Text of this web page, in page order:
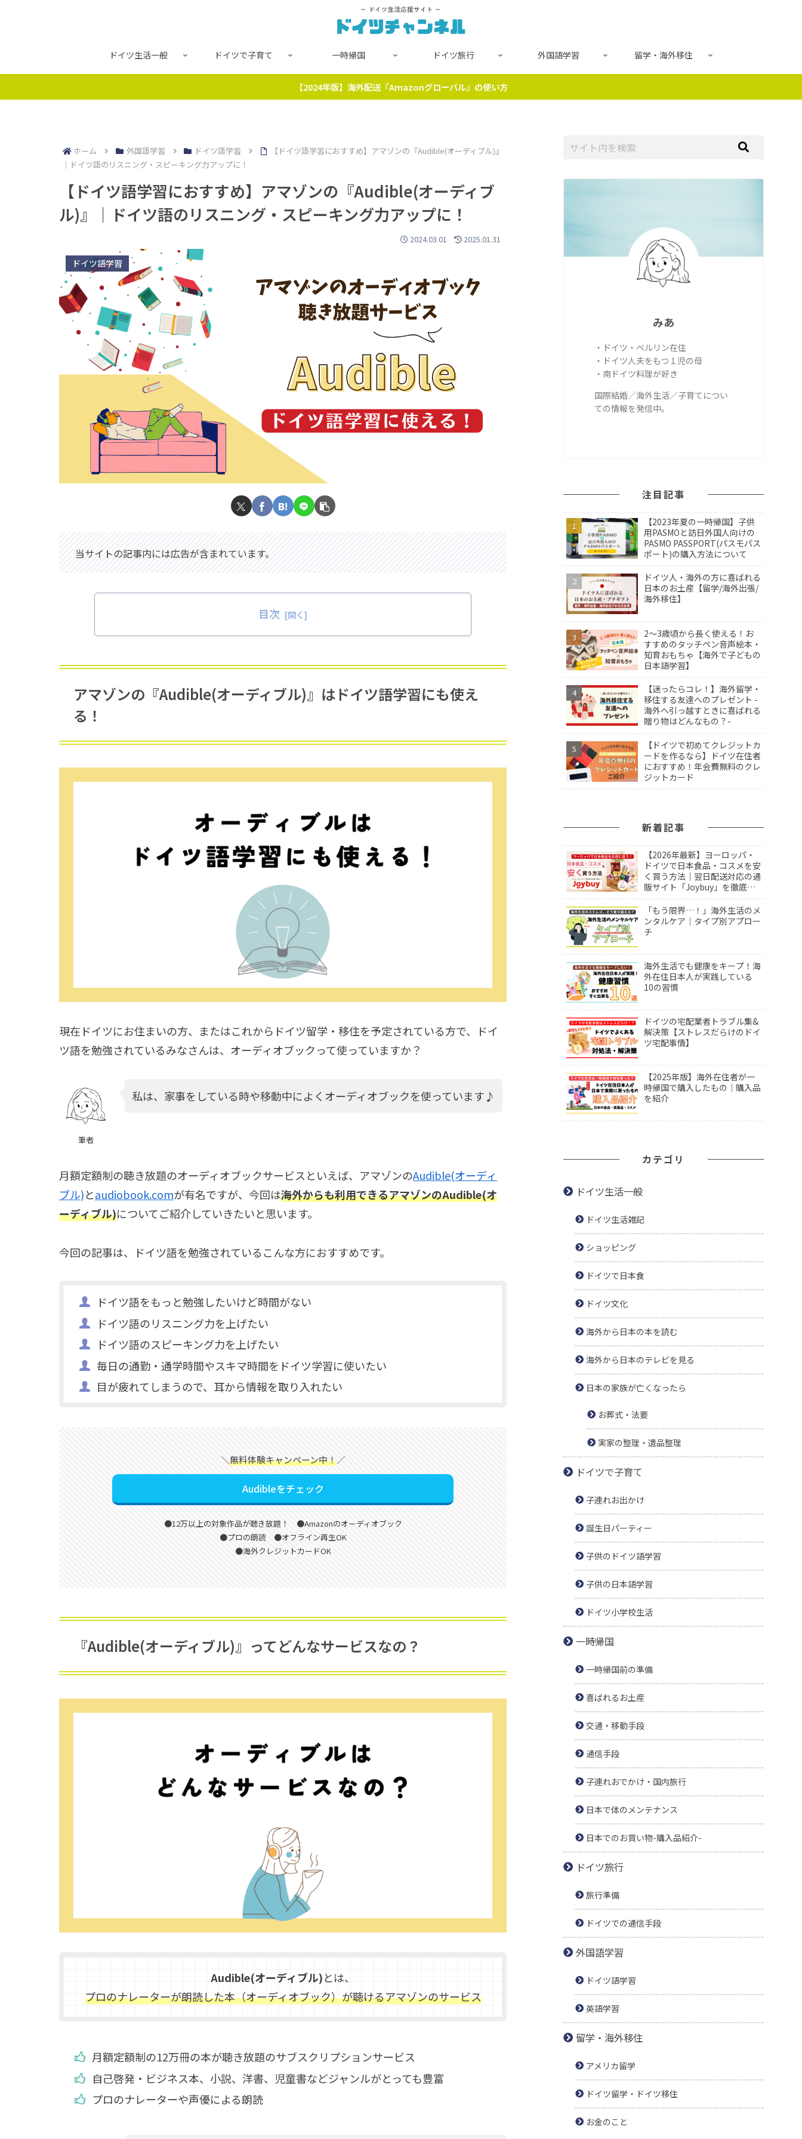
ドイツ生活一般 ドイツで子育て 一時帰国 ドイツ旅行 外国語学習 留学・海外移住
【2024年版】海外配送『Amazonグローバル』の使い方
ホーム 外国語学習 ドイツ語学習
【ドイツ語学習におすすめ】アマゾンの『Audible(オーディブル)』
｜ドイツ語のリスニング・スピーキング力アップに！
【ドイツ語学習におすすめ】アマゾンの『Audible(オーディブ
ル)』｜ドイツ語のリスニング・スピーキング力アップに！
2024.03.01 2025.01.31
ドイツ語学習
当サイトの記事内には広告が含まれています。
目次
アマゾンの『Audible(オーディブル)』はドイツ語学習にも使え
る！
現在ドイツにお住まいの方、またはこれからドイツ留学・移住を予定されている方で、ドイ
ツ語を勉強されているみなさんは、オーディオブックって使っていますか？
筆者
私は、家事をしている時や移動中によくオーディオブックを使っています♪
月額定額制の聴き放題のオーディオブックサービスといえば、アマゾンのAudible(オーディ
ブル)とaudiobook.comが有名ですが、今回は海外からも利用できるアマゾンのAudible(オ
ーディブル)についてご紹介していきたいと思います。
今回の記事は、ドイツ語を勉強されているこんな方におすすめです。
ドイツ語をもっと勉強したいけど時間がない
ドイツ語のリスニング力を上げたい
ドイツ語のスピーキング力を上げたい
毎日の通勤・通学時間やスキマ時間をドイツ学習に使いたい
目が疲れてしまうので、耳から情報を取り入れたい
＼無料体験キャンペーン中！／
Audibleをチェック
●12万以上の対象作品が聴き放題！ ●Amazonのオーディオブック
●プロの朗読 ●オフライン再生OK
●海外クレジットカードOK
『Audible(オーディブル)』ってどんなサービスなの？
Audible(オーディブル)とは、
プロのナレーターが朗読した本（オーディオブック）が聴けるアマゾンのサービス
月額定額制の12万冊の本が聴き放題のサブスクリプションサービス
自己啓発・ビジネス本、小説、洋書、児童書などジャンルがとっても豊富
プロのナレーターや声優による朗読
みあ
・ドイツ・ベルリン在住
・ドイツ人夫をもつ１児の母
・南ドイツ料理が好き
国際結婚／海外生活／子育てについ
ての情報を発信中。
注目記事
【2023年夏の一時帰国】子供
用PASMOと訪日外国人向けの
PASMO PASSPORT(パスモパス
ポート)の購入方法について
ドイツ人・海外の方に喜ばれる
日本のお土産【留学/海外出張/
海外移住】
2〜3歳頃から長く使える！お
すすめのタッチペン音声絵本・
知育おもちゃ【海外で子どもの
日本語学習】
【迷ったらコレ！】海外留学・
移住する友達へのプレゼント -
海外へ引っ越すときに喜ばれる
贈り物はどんなもの？-
【ドイツで初めてクレジットカ
ードを作るなら】ドイツ在住者
におすすめ！年会費無料のクレ
ジットカード
新着記事
【2026年最新】ヨーロッパ・
ドイツで日本食品・コスメを安
く買う方法｜翌日配送対応の通
販サイト「Joybuy」を徹底レ
「もう限界…！」海外生活のメ
ンタルケア｜タイプ別アプロー
チ
海外生活でも健康をキープ！海
外在住日本人が実践している
10の習慣
ドイツの宅配業者トラブル集&
解決策【ストレスだらけのドイ
ツ宅配事情】
【2025年版】海外在住者が一
時帰国で購入したもの｜購入品
を紹介
カテゴリ
ドイツ生活一般
ドイツ生活雑記
ショッピング
ドイツで日本食
ドイツ文化
海外から日本の本を読む
海外から日本のテレビを見る
日本の家族が亡くなったら
お葬式・法要
実家の整理・遺品整理
ドイツで子育て
子連れお出かけ
誕生日パーティー
子供のドイツ語学習
子供の日本語学習
ドイツ小学校生活
一時帰国
一時帰国前の準備
喜ばれるお土産
交通・移動手段
通信手段
子連れおでかけ・国内旅行
日本で体のメンテナンス
日本でのお買い物-購入品紹介-
ドイツ旅行
旅行準備
ドイツでの通信手段
外国語学習
ドイツ語学習
英語学習
留学・海外移住
アメリカ留学
ドイツ留学・ドイツ移住
お金のこと